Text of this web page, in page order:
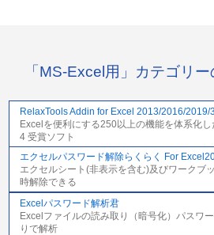
「MS-Excel用」カテゴリ
RelaxTools Addin for Excel 2013/2016/2019/
Excelを便利にする250以上の機能を体系化
4 受賞ソフト
エクセルパスワード解除らくらく For
エクセルシート(非表示を含む)及びワークブ
時解除できる
Excelパスワード解析君
Excelファイルの読み取り（暗号化）パスワ
りで解析